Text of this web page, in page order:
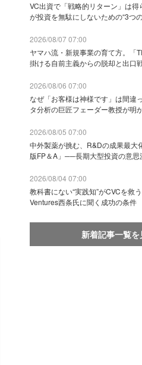
VC出資で「戦略的リターン」は得
が投資を無駄にしないための“3つ
2026/08/07 07:00
ヤマハ流・新規事業の育て方。「
掛ける自前主義からの脱却と出口
2026/08/06 07:00
なぜ「お客様は神様です」は間違
タ分析の巨匠フェーダー教授が明
2026/08/05 07:00
中外製薬が挑む、R&Dの成果最大
版FP＆A」──長期大型投資の意思
2026/08/04 07:00
教科書にない“実践知”がCVCを救
Ventures西条氏に聞く成功の条件
新着記事一覧を